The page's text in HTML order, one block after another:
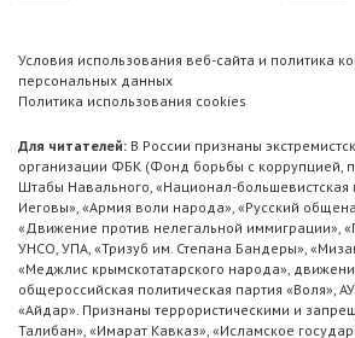
Условия использования веб-сайта и политика
персональных данных
Политика использования cookies
Для читателей: В России признаны
организации ФБК (Фонд борьбы с коррупцией,
Штабы Навального, «Национал-большевистская
Иеговы», «Армия воли народа», «Русский
«Движение против нелегальной иммиграции»,
УНСО, УПА, «Тризуб им. Степана Бандеры»,
«Меджлис крымскотатарского народа»,
общероссийская политическая партия «Воля»,
«Айдар». Признаны террористическими и
Талибан», «Имарат Кавказ», «Исламское